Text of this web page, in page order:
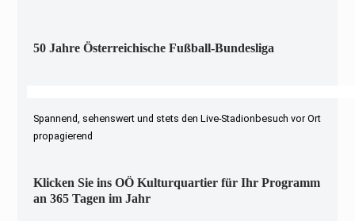
50 Jahre Österreichische Fußball-Bundesliga
Spannend, sehenswert und stets den Live-Stadionbesuch vor Ort
propagierend
Klicken Sie ins OÖ Kulturquartier für Ihr Programm
an 365 Tagen im Jahr